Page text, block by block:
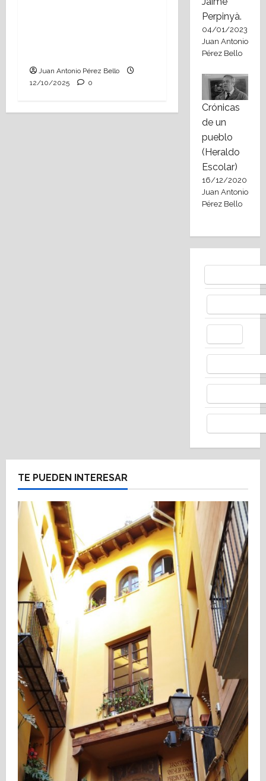
Juan Antonio Pérez Bello
12/10/2025
0
Perpinyà.
04/01/2023
Juan Antonio
Pérez Bello
Crónicas
de un
pueblo
(Heraldo
Escolar)
16/12/2020
Juan Antonio
Pérez Bello
TE PUEDEN INTERESAR